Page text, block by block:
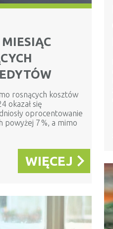
rosnących kosztów
okazał się
oprocentowanie
powyżej 7 %, a mimo
WIĘCEJ